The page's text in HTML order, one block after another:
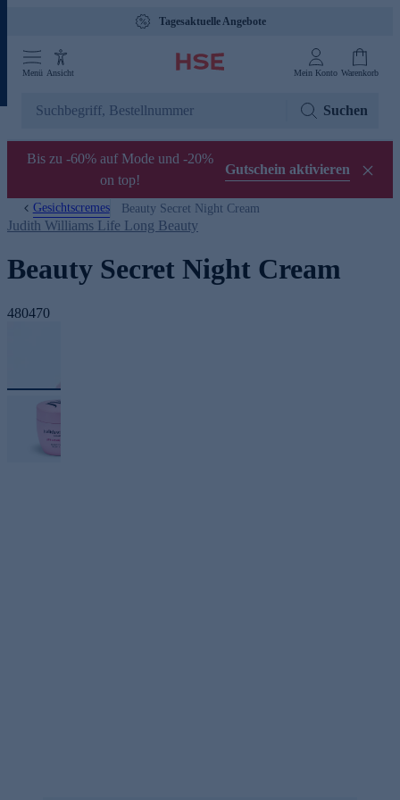
Tagesaktuelle Angebote
Menü Ansicht Mein Konto Warenkorb
Suchen
Bis zu -60% auf Mode und -20%
on top!
Gutschein aktivieren
Gesichtscremes Beauty Secret Night Cream
Judith Williams Life Long Beauty
Beauty Secret Night Cream
480470